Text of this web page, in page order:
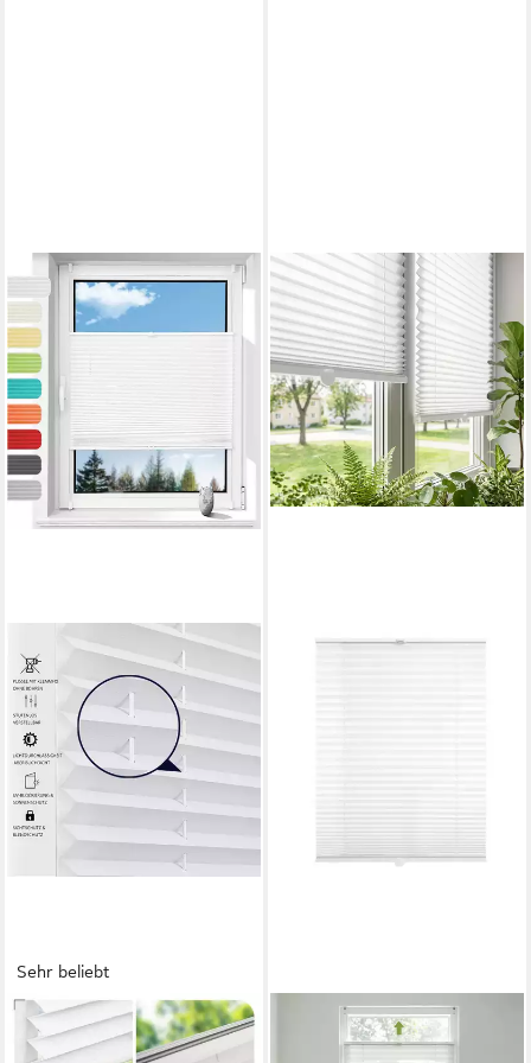
Sehr beliebt
OUBO
Plissee ohne Bohren
Plissee Plissee ohne Bohren